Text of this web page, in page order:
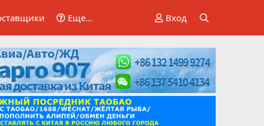
Еще... Вход